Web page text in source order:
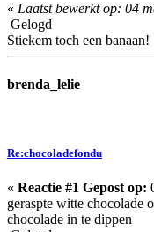
« Laatst bewerkt op: 04
Gelogd
Stiekem toch een banaan!
brenda_lelie
Re:chocoladefondu
« Reactie #1 Gepost op:
geraspte witte chocolade
chocolade in te dippen